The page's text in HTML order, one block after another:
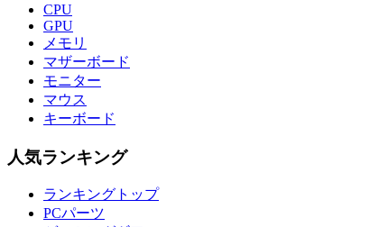
CPU
GPU
メモリ
マザーボード
モニター
マウス
キーボード
人気ランキング
ランキングトップ
PCパーツ